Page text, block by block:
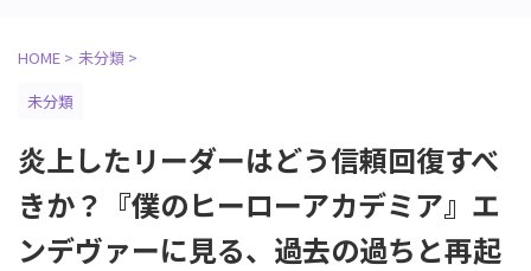
HOME > 未分類 >
未分類
炎上したリーダーはどう信頼回復すべ
きか？『僕のヒーローアカデミア』エ
ンデヴァーに見る、過去の過ちと再起